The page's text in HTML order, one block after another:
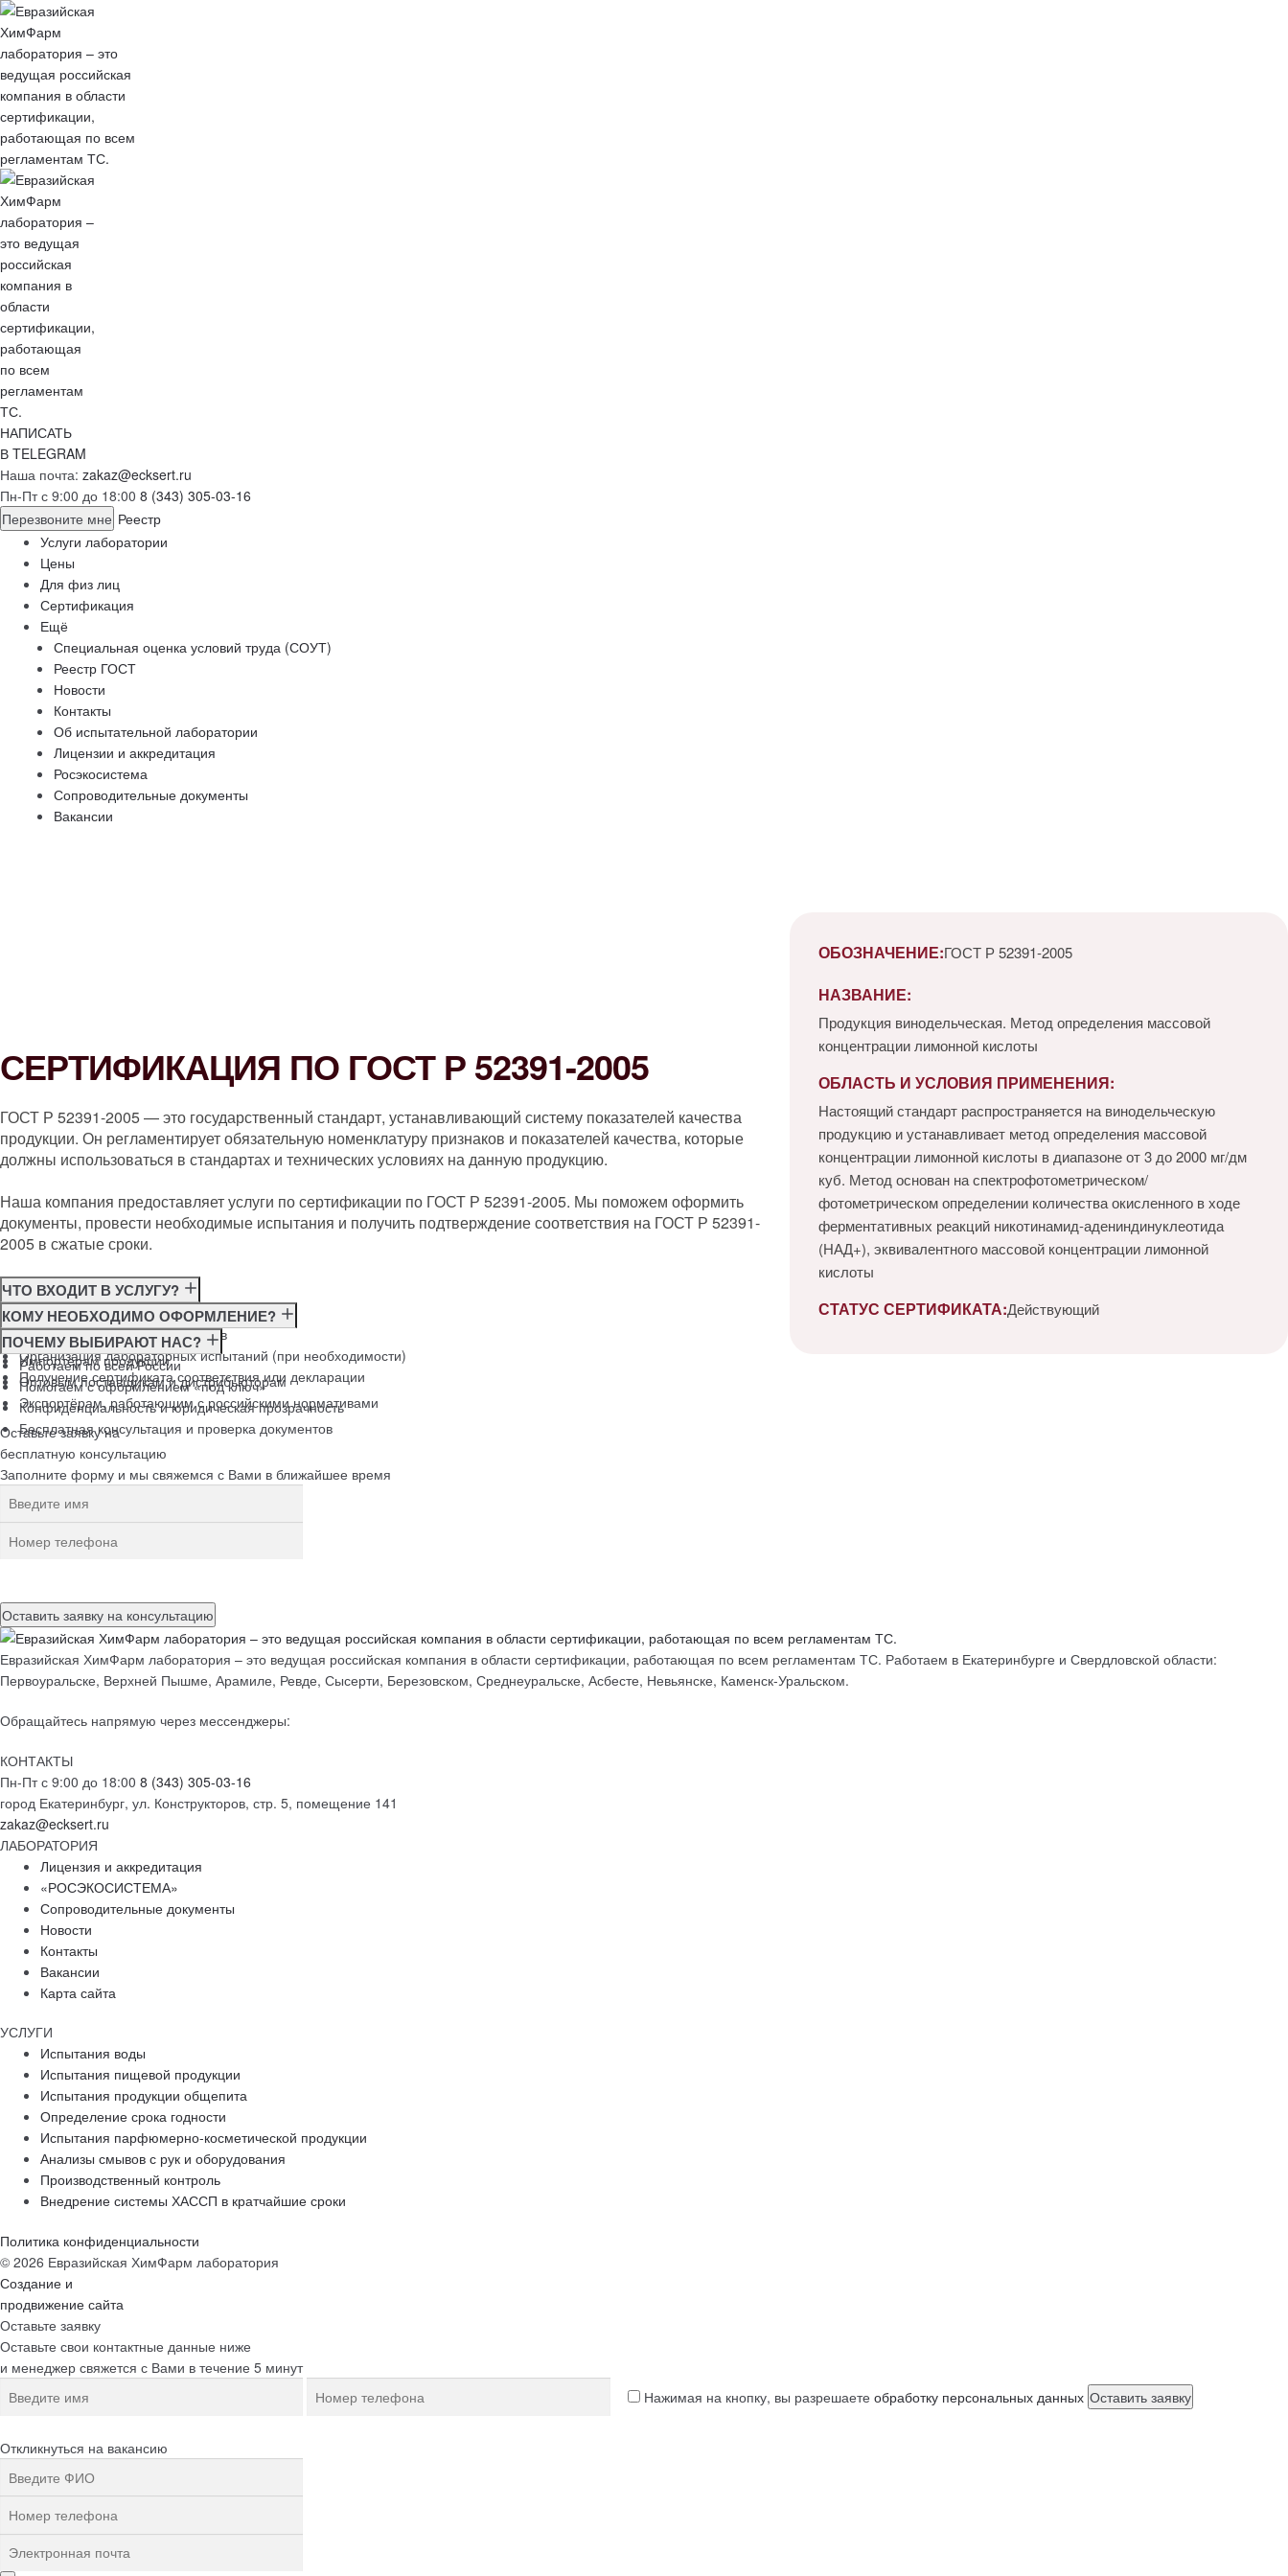
НАПИСАТЬ
В TELEGRAM
Наша почта: zakaz@ecksert.ru
Пн-Пт с 9:00 до 18:00 8 (343) 305-03-16
Перезвоните мне Реестр
Услуги лаборатории
Цены
Для физ лиц
Сертификация
Ещё
Специальная оценка условий труда (СОУТ)
Реестр ГОСТ
Новости
Контакты
Об испытательной лаборатории
Лицензии и аккредитация
Росэкосистема
Сопроводительные документы
Вакансии
СЕРТИФИКАЦИЯ ПО ГОСТ Р 52391-2005
ГОСТ Р 52391-2005 — это государственный стандарт, устанавливающий систему показателей качества
продукции. Он регламентирует обязательную номенклатуру признаков и показателей качества, которые
должны использоваться в стандартах и технических условиях на данную продукцию.
Наша компания предоставляет услуги по сертификации по ГОСТ Р 52391-2005. Мы поможем оформить
документы, провести необходимые испытания и получить подтверждение соответствия на ГОСТ Р 52391-
2005 в сжатые сроки.
ЧТО ВХОДИТ В УСЛУГУ?
Консультация по требованиям ГОСТ
Подготовка и подача документов
Организация лабораторных испытаний (при необходимости)
Получение сертификата соответствия или декларации
КОМУ НЕОБХОДИМО ОФОРМЛЕНИЕ?
Производителям
Импортёрам продукции
Оптовым поставщикам и дистрибьюторам
Экспортёрам, работающим с российскими нормативами
ПОЧЕМУ ВЫБИРАЮТ НАС?
Работаем по всей России
Помогаем с оформлением «под ключ»
Конфиденциальность и юридическая прозрачность
Бесплатная консультация и проверка документов
ОБОЗНАЧЕНИЕ:ГОСТ Р 52391-2005
НАЗВАНИЕ:
Продукция винодельческая. Метод определения массовой
концентрации лимонной кислоты
ОБЛАСТЬ И УСЛОВИЯ ПРИМЕНЕНИЯ:
Настоящий стандарт распространяется на винодельческую
продукцию и устанавливает метод определения массовой
концентрации лимонной кислоты в диапазоне от 3 до 2000 мг/дм
куб. Метод основан на спектрофотометрическом/
фотометрическом определении количества окисленного в ходе
ферментативных реакций никотинамид-адениндинуклеотида
(НАД+), эквивалентного массовой концентрации лимонной
кислоты
СТАТУС СЕРТИФИКАТА:Действующий
Оставьте заявку на
бесплатную консультацию
Заполните форму и мы свяжемся с Вами в ближайшее время
Евразийская ХимФарм лаборатория – это ведущая российская компания в области сертификации, работающая по всем регламентам ТС. Работаем в Екатеринбурге и Свердловской области:
Первоуральске, Верхней Пышме, Арамиле, Ревде, Сысерти, Березовском, Среднеуральске, Асбесте, Невьянске, Каменск-Уральском.
Обращайтесь напрямую через мессенджеры:
КОНТАКТЫ
Пн-Пт с 9:00 до 18:00 8 (343) 305-03-16
город Екатеринбург, ул. Конструкторов, стр. 5, помещение 141
zakaz@ecksert.ru
ЛАБОРАТОРИЯ
Лицензия и аккредитация
«РОСЭКОСИСТЕМА»
Сопроводительные документы
Новости
Контакты
Вакансии
Карта сайта
УСЛУГИ
Испытания воды
Испытания пищевой продукции
Испытания продукции общепита
Определение срока годности
Испытания парфюмерно-косметической продукции
Анализы смывов с рук и оборудования
Производственный контроль
Внедрение системы ХАССП в кратчайшие сроки
Политика конфиденциальности
© 2026 Евразийская ХимФарм лаборатория
Создание и
продвижение сайта
Оставьте заявку
Оставьте свои контактные данные ниже
и менеджер свяжется с Вами в течение 5 минут
Нажимая на кнопку, вы разрешаете обработку персональных данных
Откликнуться на вакансию